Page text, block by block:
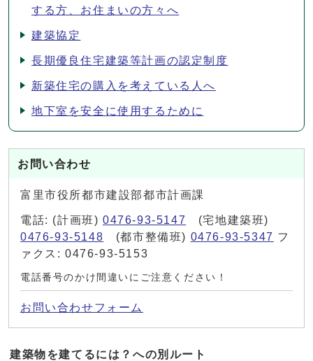
する方、お住まいの方々へ
建築協定
長期優良住宅建築等計画の認定制度
新築住宅の購入を考えている人へ
地下室を安全に使用するために
お問い合わせ
富里市役所都市建設部都市計画課
電話: (計画班) 0476-93-5147
(宅地建築班)
0476-93-5148 (都市整備班) 0476-93-5347 フ
ァクス: 0476-93-5153
電話番号のかけ間違いにご注意ください！
お問い合わせフォーム
建築物を建てるには？への別ルート